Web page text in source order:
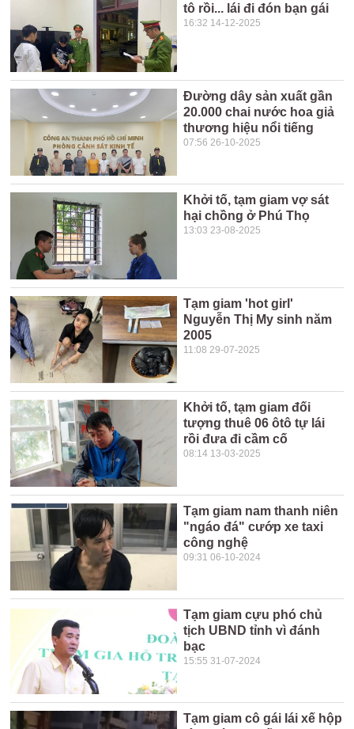
tô rồi... lái đi đón bạn gái
16:32 14-12-2025
Đường dây sản xuất gần
20.000 chai nước hoa giả
thương hiệu nổi tiếng
07:56 26-10-2025
Khởi tố, tạm giam vợ sát
hại chồng ở Phú Thọ
13:03 23-08-2025
Tạm giam 'hot girl'
Nguyễn Thị My sinh năm
2005
11:08 29-07-2025
Khởi tố, tạm giam đối
tượng thuê 06 ôtô tự lái
rồi đưa đi cầm cố
08:14 13-03-2025
Tạm giam nam thanh niên
"ngáo đá" cướp xe taxi
công nghệ
09:31 06-10-2024
Tạm giam cựu phó chủ
tịch UBND tỉnh vì đánh
bạc
15:55 31-07-2024
Tạm giam cô gái lái xế hộp